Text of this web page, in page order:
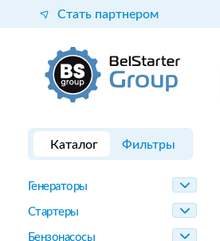
Стать партнером
Каталог Фильтры
Генераторы
Стартеры
Бензонасосы